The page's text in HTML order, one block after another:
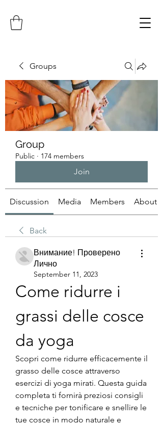
Groups
Group
Public · 174 members
Join
Discussion Media Members About
Back
Внимание! Проверено
Лично
September 11, 2023
Come ridurre i
grassi delle cosce
da yoga
Scopri come ridurre efficacemente il
grasso delle cosce attraverso
esercizi di yoga mirati. Questa guida
completa ti fornirà preziosi consigli
e tecniche per tonificare e snellire le
tue cosce in modo naturale e